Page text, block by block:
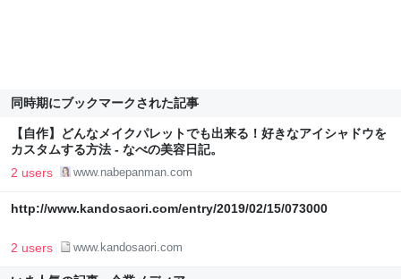
同時期にブックマークされた記事
【自作】どんなメイクパレットでも出来る！好きなアイシャドウを
カスタムする方法 - なべの美容日記。
2 users www.nabepanman.com
http://www.kandosaori.com/entry/2019/02/15/073000
2 users www.kandosaori.com